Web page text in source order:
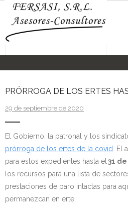
Skip
content
Noticias
Nuestra Web
PRÓRROGA DE LOS ERTES
29 de septiembre de 2020
El Gobierno, la patronal y los
prórroga de los ertes de la covid
.
para estos expedientes hasta el 31
los recursos para una lista de
prestaciones de paro intactas para
permanezcan en erte.